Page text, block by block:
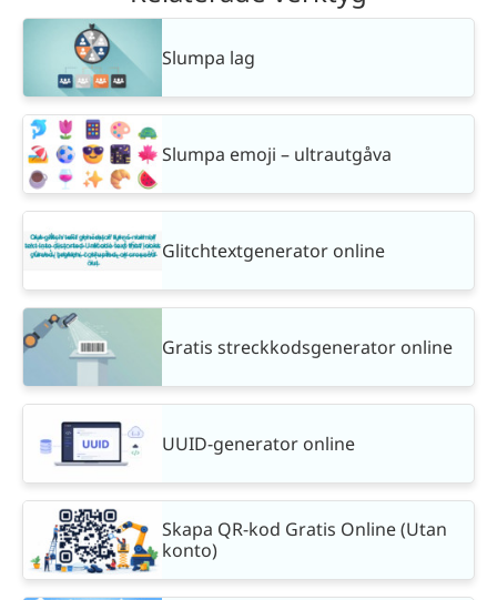
Slumpa lag
Slumpa emoji – ultrautgåva
Glitchtextgenerator online
Gratis streckkodsgenerator online
UUID-generator online
Skapa QR-kod Gratis Online (Utan
konto)